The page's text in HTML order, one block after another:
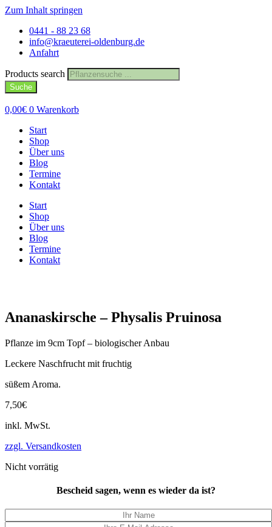
Zum Inhalt springen
0441 - 88 23 68
info@kraeuterei-oldenburg.de
Anfahrt
Products search
Suche
0,00€ 0 Warenkorb
Start
Shop
Über uns
Blog
Termine
Kontakt
Start
Shop
Über uns
Blog
Termine
Kontakt
Ananaskirsche – Physalis Pruinosa
Pflanze im 9cm Topf – biologischer Anbau
Leckere Naschfrucht mit fruchtig
süßem Aroma.
7,50€
inkl. MwSt.
zzgl. Versandkosten
Nicht vorrätig
Bescheid sagen, wenn es wieder da ist?